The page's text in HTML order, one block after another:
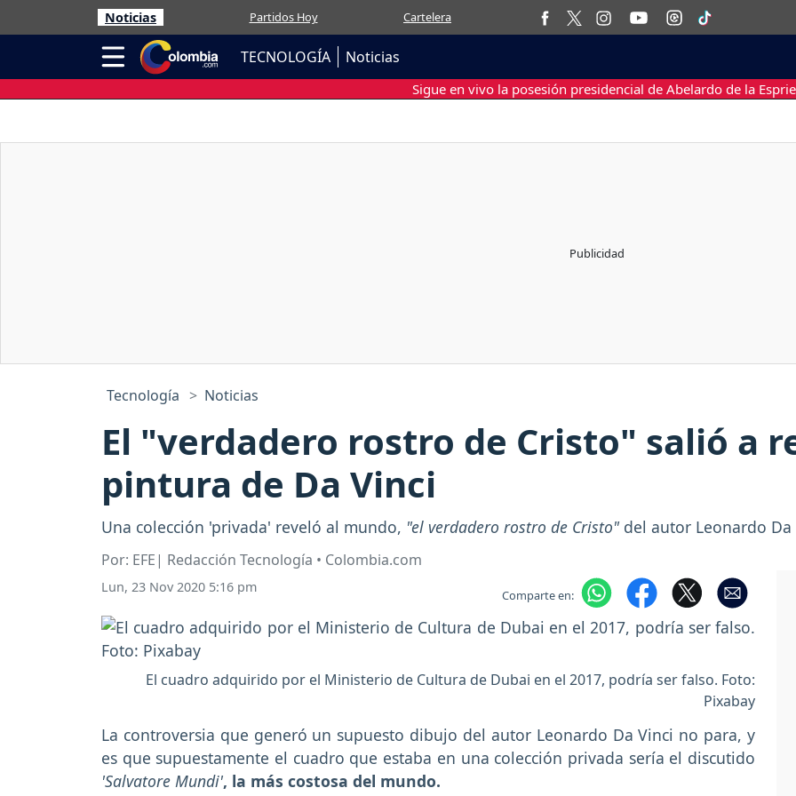
Noticias Partidos Hoy Cartelera
TECNOLOGÍA Noticias
Sigue en vivo la posesión presidencial de Abelardo de la
Tecnología Noticias
El "verdadero rostro de Cristo" salió a
pintura de Da Vinci
Una colección 'privada' reveló al mundo, "el verdadero rostro de Cristo" del autor Leonardo
Por: EFE| Redacción Tecnología • Colombia.com
Lun, 23 Nov 2020 5:16 pm Comparte en:
El cuadro adquirido por el Ministerio de Cultura de Dubai en el 2017, podría ser falso. Foto:
Pixabay
La controversia que generó un supuesto dibujo del autor Leonardo Da Vinci no para, y
es que supuestamente el cuadro que estaba en una colección privada sería el discutido
'Salvatore Mundi', la más costosa del mundo.